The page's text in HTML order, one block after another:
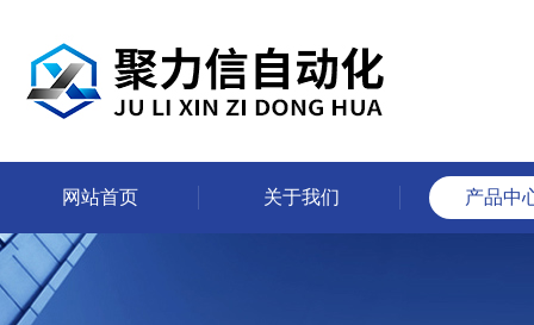
网站首页 关于我们 产品中